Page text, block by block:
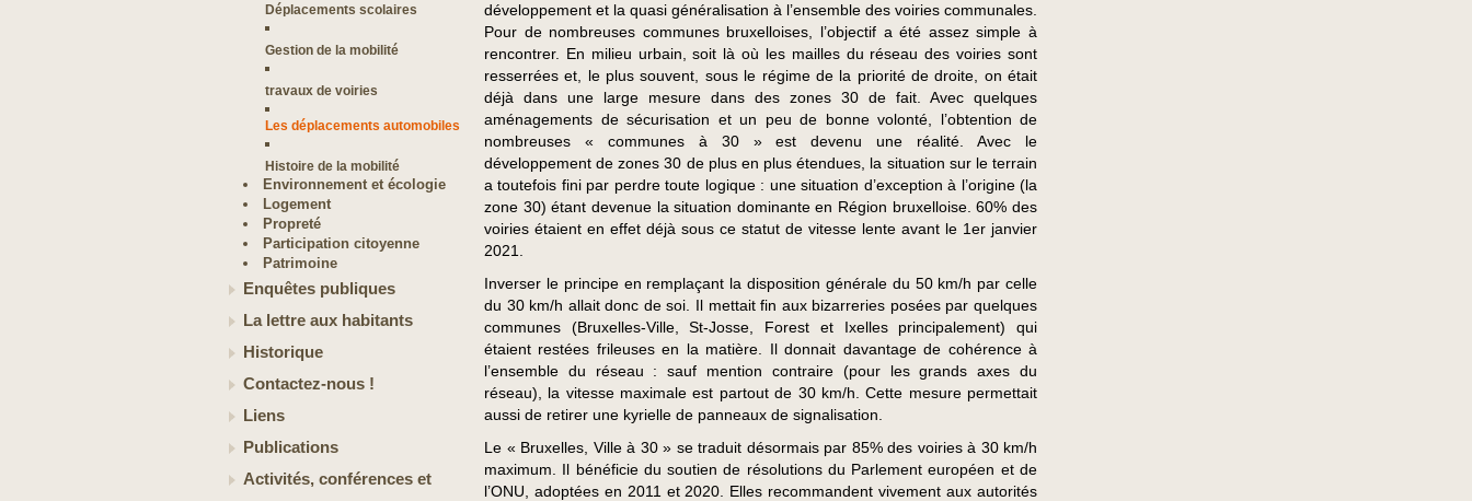
Déplacements scolaires
Gestion de la mobilité
travaux de voiries
Les déplacements automobiles
Histoire de la mobilité
Environnement et écologie
Logement
Propreté
Participation citoyenne
Patrimoine
Enquêtes publiques
La lettre aux habitants
Historique
Contactez-nous !
Liens
Publications
Activités, conférences et
développement et la quasi généralisation à l’ensemble des voiries communales.
Pour de nombreuses communes bruxelloises, l’objectif a été assez simple à
rencontrer. En milieu urbain, soit là où les mailles du réseau des voiries sont
resserrées et, le plus souvent, sous le régime de la priorité de droite, on était
déjà dans une large mesure dans des zones 30 de fait. Avec quelques
aménagements de sécurisation et un peu de bonne volonté, l’obtention de
nombreuses « communes à 30 » est devenu une réalité. Avec le
développement de zones 30 de plus en plus étendues, la situation sur le terrain
a toutefois fini par perdre toute logique : une situation d’exception à l’origine (la
zone 30) étant devenue la situation dominante en Région bruxelloise. 60% des
voiries étaient en effet déjà sous ce statut de vitesse lente avant le 1er janvier
2021.
Inverser le principe en remplaçant la disposition générale du 50 km/h par celle
du 30 km/h allait donc de soi. Il mettait fin aux bizarreries posées par quelques
communes (Bruxelles-Ville, St-Josse, Forest et Ixelles principalement) qui
étaient restées frileuses en la matière. Il donnait davantage de cohérence à
l’ensemble du réseau : sauf mention contraire (pour les grands axes du
réseau), la vitesse maximale est partout de 30 km/h. Cette mesure permettait
aussi de retirer une kyrielle de panneaux de signalisation.
Le « Bruxelles, Ville à 30 » se traduit désormais par 85% des voiries à 30 km/h
maximum. Il bénéficie du soutien de résolutions du Parlement européen et de
l’ONU, adoptées en 2011 et 2020. Elles recommandent vivement aux autorités